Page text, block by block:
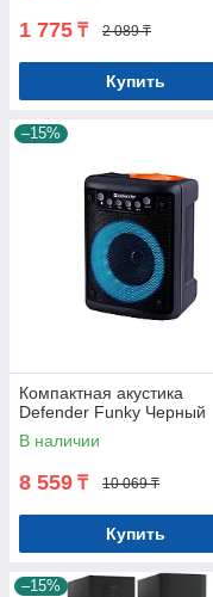
1 775 ₸ 2 089 ₸
Купить
–15%
Компактная акустика
Defender Funky Черный
В наличии
8 559 ₸ 10 069 ₸
Купить
–15%